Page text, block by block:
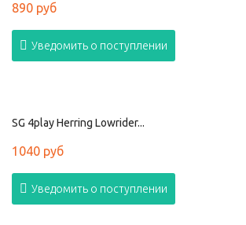
890 руб
Уведомить о поступлении
SG 4play Herring Lowrider...
1040 руб
Уведомить о поступлении